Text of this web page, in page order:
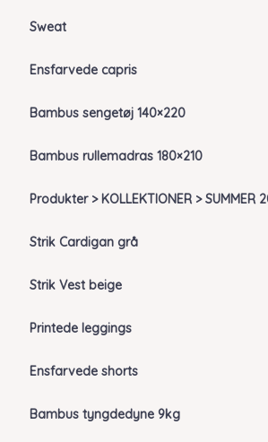
Sweat
Ensfarvede capris
Bambus sengetøj 140×220
Bambus rullemadras 180×210
Produkter > KOLLEKTIONER > SUMMER
Strik Cardigan grå
Strik Vest beige
Printede leggings
Ensfarvede shorts
Bambus tyngdedyne 9kg